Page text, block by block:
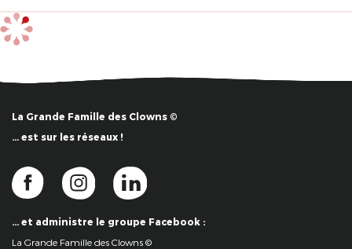
La Grande Famille des Clowns ©
… est sur les réseaux !
… et administre le groupe Facebook :
La Grande Famille des Clowns ©